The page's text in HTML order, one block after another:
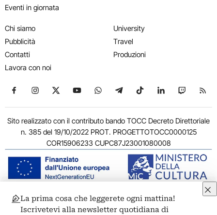
Eventi in giornata
Chi siamo
Pubblicità
Contatti
Lavora con noi
University
Travel
Produzioni
Seguici su Facebook
Seguici su Instagram
Seguici su X
Seguici su YouTube
Seguici su WhatsApp
Seguici su Telegram
Seguici su TikTok
Seguici su
Seguici
Sito realizzato con il contributo bando TOCC Decreto Direttoriale
n. 385 del 19/10/2022 PROT. PROGETTOTOCC0000125
COR15906233 CUPC87J23001080008
© 2011-2026 ARTRIBUNE srl – Corso Vittorio Emanuele II, 287 –
00186 Roma - P.I. 11381581005
La prima cosa che leggerete ogni mattina!
Iscrivetevi alla newsletter quotidiana di